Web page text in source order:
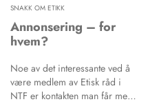
SNAKK OM ETIKK
Annonsering – for
hvem?
Noe av det interessante ved å
være medlem av Etisk råd i
NTF er kontakten man får med